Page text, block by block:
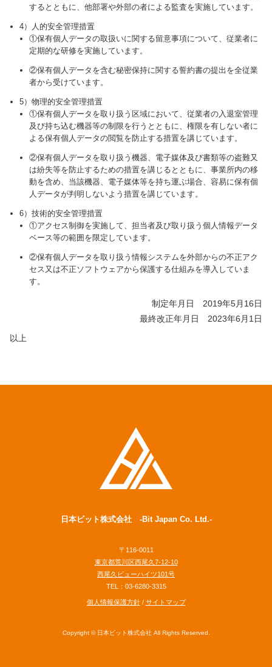
するとともに、他部署や外部の者による監査を実施しています。
4）人的安全管理措置
①保有個人データの取扱いに関する留意事項について、従業者に
定期的な研修を実施しています。
②保有個人データを含む秘密保持に関する誓約書の提出を全従業
者から受けています。
5）物理的安全管理措置
①保有個人データを取り扱う区域において、従業者の入退室管理
及び持ち込む機器等の制限を行うとともに、権限を有しない者に
よる保有個人データの閲覧を防止する措置を講じています。
②保有個人データを取り扱う機器、電子媒体及び書類等の盗難又
は紛失等を防止するための措置を講じるとともに、事業所内の移
動を含め、当該機器、電子媒体等を持ち運ぶ場合、容易に保有個
人データが判明しないよう措置を講じています。
6）技術的安全管理措置
①アクセス制御を実施して、担当者及び取り扱う個人情報データ
ベース等の範囲を限定しています。
②保有個人データを取り扱う情報システムを外部からの不正アク
セス又は不正ソフトウェアから保護する仕組みを導入していま
す。
制定年月日 2019年5月16日
最終改正年月日 2023年6月1日
以上
日本ビット株式会社 -Bit Japan Co. Ltd.-
〒116-0011
東京都荒川区西尾久7-12-10
西尾久ビューハイツ101号
TEL：03-6280-3315
個人情報保護方針/ サイトマップ
Copyright © 日本ビット株式会社 All Rights Reserved.